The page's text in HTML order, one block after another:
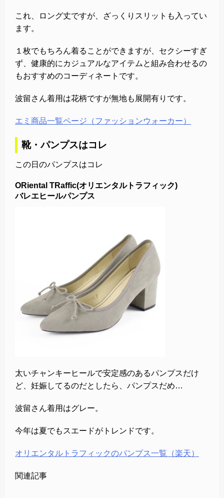
これ、ロング丈ですが、ざっくりスリットも入ってい
ます。
１枚でもちろん着ることができますが、セクシーすぎ
ず、健康的にカジュアルなアイテムと組み合わせるの
もおすすめのコーディネートです。
波留さん着用は花柄ですが無地も展開有りです。
エミ商品一覧ページ（ファッションウォーカー）
靴・パンプスはコレ
この日のパンプスはコレ
ORiental TRaffic(オリエンタルトラフィック)
バレエヒールパンプス
太いチャンキーヒールで安定感のあるパンプスだけ
ど、妊娠してるのだとしたら、パンプスだめ…
波留さん着用はグレー。
今年は夏でもスエードがトレンドです。
オリエンタルトラフィックのパンプス一覧（楽天）
関連記事